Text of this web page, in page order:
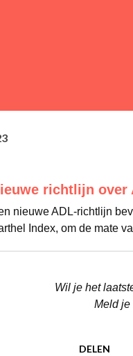
richtlijn over
nieuwe ADL-richtlijn
Index, om de mate
Wil je het
Meld je
DELEN